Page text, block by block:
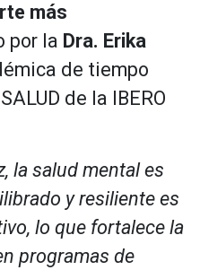
más
por la Dra. Erika
de tiempo
de la IBERO
la salud mental es
y resiliente es
lo que fortalece la
programas de